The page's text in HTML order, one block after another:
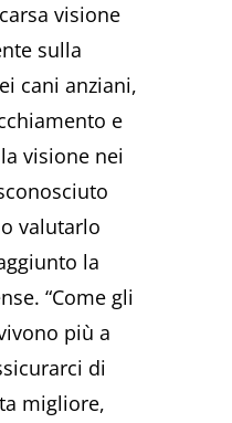
visione
sulla
cani anziani,
e
visione nei
valutarlo
la
“Come gli
più a
di
migliore,